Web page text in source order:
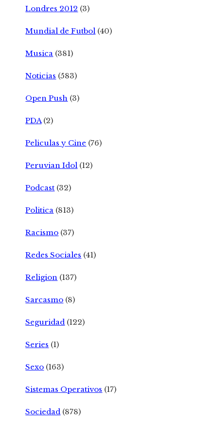
Londres 2012 (3)
Mundial de Futbol (40)
Musica (381)
Noticias (583)
Open Push (3)
PDA(2)
Peliculas y Cine (76)
Peruvian Idol (12)
Podcast (32)
Politica (813)
Racismo (37)
Redes Sociales (41)
Religion (137)
Sarcasmo (8)
Seguridad (122)
Series (1)
Sexo (163)
Sistemas Operativos (17)
Sociedad (878)